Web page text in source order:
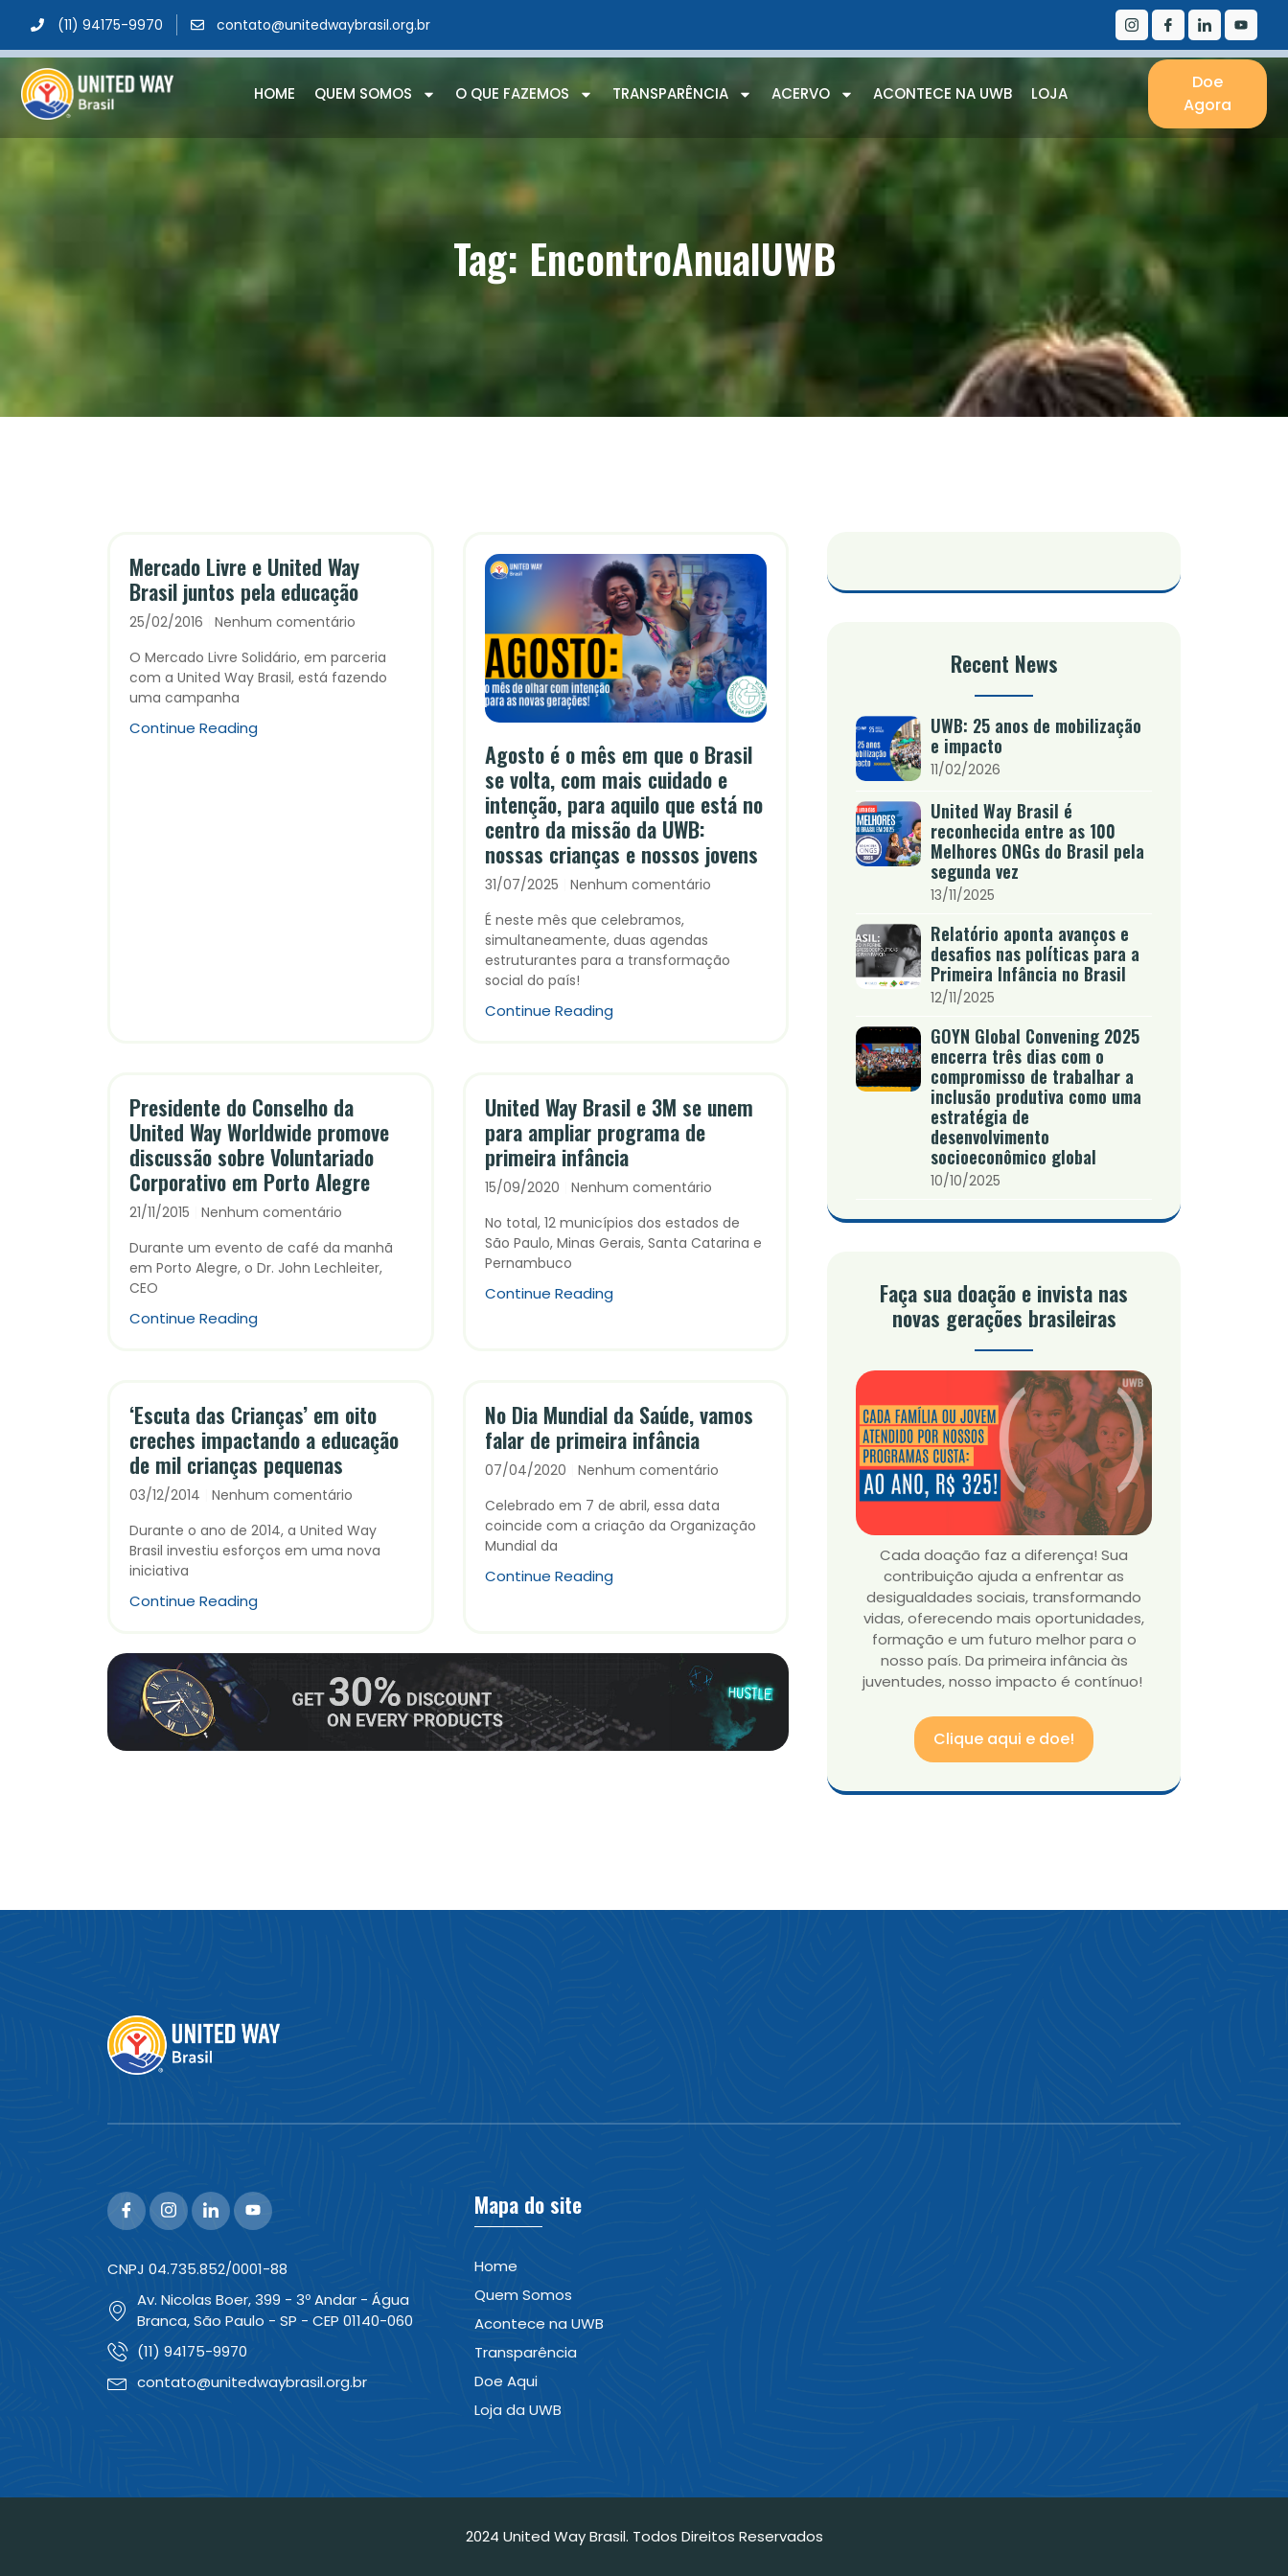
(11) 94175-9970 contato@unitedwaybrasil.org.br
HOME QUEM SOMOS O QUE FAZEMOS TRANSPARÊNCIA ACERVO ACONTECE NA UWB LOJA
Doe
Agora
Tag: EncontroAnualUWB
Mercado Livre e United Way
Brasil juntos pela educação
25/02/2016
Nenhum comentário
O Mercado Livre Solidário, em parceria
com a United Way Brasil, está fazendo
uma campanha
Continue Reading
Agosto é o mês em que o Brasil
se volta, com mais cuidado e
intenção, para aquilo que está no
centro da missão da UWB:
nossas crianças e nossos jovens
31/07/2025
Nenhum comentário
É neste mês que celebramos,
simultaneamente, duas agendas
estruturantes para a transformação
social do país!
Continue Reading
Presidente do Conselho da
United Way Worldwide promove
discussão sobre Voluntariado
Corporativo em Porto Alegre
21/11/2015
Nenhum comentário
Durante um evento de café da manhã
em Porto Alegre, o Dr. John Lechleiter,
CEO
Continue Reading
United Way Brasil e 3M se unem
para ampliar programa de
primeira infância
15/09/2020
Nenhum comentário
No total, 12 municípios dos estados de
São Paulo, Minas Gerais, Santa Catarina e
Pernambuco
Continue Reading
‘Escuta das Crianças’ em oito
creches impactando a educação
de mil crianças pequenas
03/12/2014
Nenhum comentário
Durante o ano de 2014, a United Way
Brasil investiu esforços em uma nova
iniciativa
Continue Reading
No Dia Mundial da Saúde, vamos
falar de primeira infância
07/04/2020
Nenhum comentário
Celebrado em 7 de abril, essa data
coincide com a criação da Organização
Mundial da
Continue Reading
Recent News
UWB: 25 anos de mobilização
e impacto
11/02/2026
United Way Brasil é
reconhecida entre as 100
Melhores ONGs do Brasil pela
segunda vez
13/11/2025
Relatório aponta avanços e
desafios nas políticas para a
Primeira Infância no Brasil
12/11/2025
GOYN Global Convening 2025
encerra três dias com o
compromisso de trabalhar a
inclusão produtiva como uma
estratégia de
desenvolvimento
socioeconômico global
10/10/2025
Faça sua doação e invista nas
novas gerações brasileiras
Cada doação faz a diferença! Sua
contribuição ajuda a enfrentar as
desigualdades sociais, transformando
vidas, oferecendo mais oportunidades,
formação e um futuro melhor para o
nosso país. Da primeira infância às
juventudes, nosso impacto é contínuo!
Clique aqui e doe!
CNPJ 04.735.852/0001-88
Av. Nicolas Boer, 399 - 3º Andar - Água
Branca, São Paulo - SP - CEP 01140-060
(11) 94175-9970
contato@unitedwaybrasil.org.br
Mapa do site
Home
Quem Somos
Acontece na UWB
Transparência
Doe Aqui
Loja da UWB
2024 United Way Brasil. Todos Direitos Reservados